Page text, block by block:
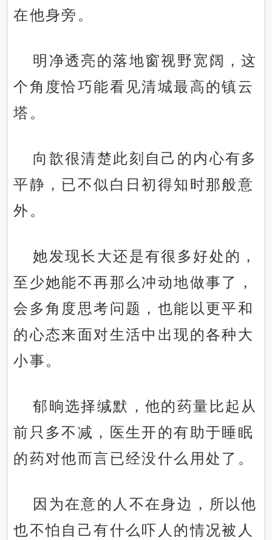
在他身旁。
明净透亮的落地窗视野宽阔，这
个角度恰巧能看见清城最高的镇云
塔。
向歆很清楚此刻自己的内心有多
平静，已不似白日初得知时那般意
外。
她发现长大还是有很多好处的，
至少她能不再那么冲动地做事了，
会多角度思考问题，也能以更平和
的心态来面对生活中出现的各种大
小事。
郁晌选择缄默，他的药量比起从
前只多不减，医生开的有助于睡眠
的药对他而言已经没什么用处了。
因为在意的人不在身边，所以他
也不怕自己有什么吓人的情况被人